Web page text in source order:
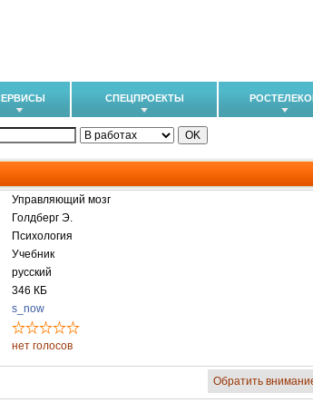
СПЕЦПРОЕКТЫ
Управляющий мозг
Голдберг Э.
Психология
Учебник
русский
346 КБ
s_now
нет голосов
Обратить